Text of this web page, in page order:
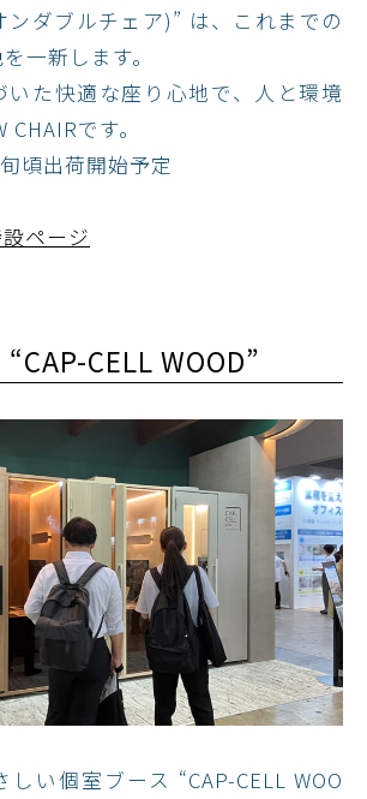
ダブルチェア)” は、これまでの
一新します。​
いた快適な座り心地で、人と環境
です。
頃出荷開始予定
ページ
CELL WOOD”
い個室ブース “CAP-CELL WOO